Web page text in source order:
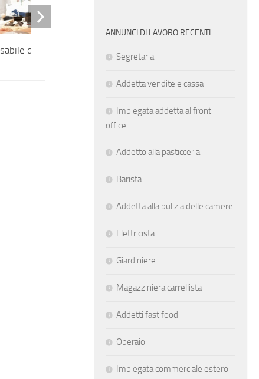
di negozio
ANNUNCI DI LAVORO RECENTI
Segretaria
Addetta vendite e cassa
Impiegata addetta al front-
office
Addetto alla pasticceria
Barista
Addetta alla pulizia delle camere
Elettricista
Giardiniere
Magazziniera carrellista
Addetti fast food
Operaio
Impiegata commerciale estero